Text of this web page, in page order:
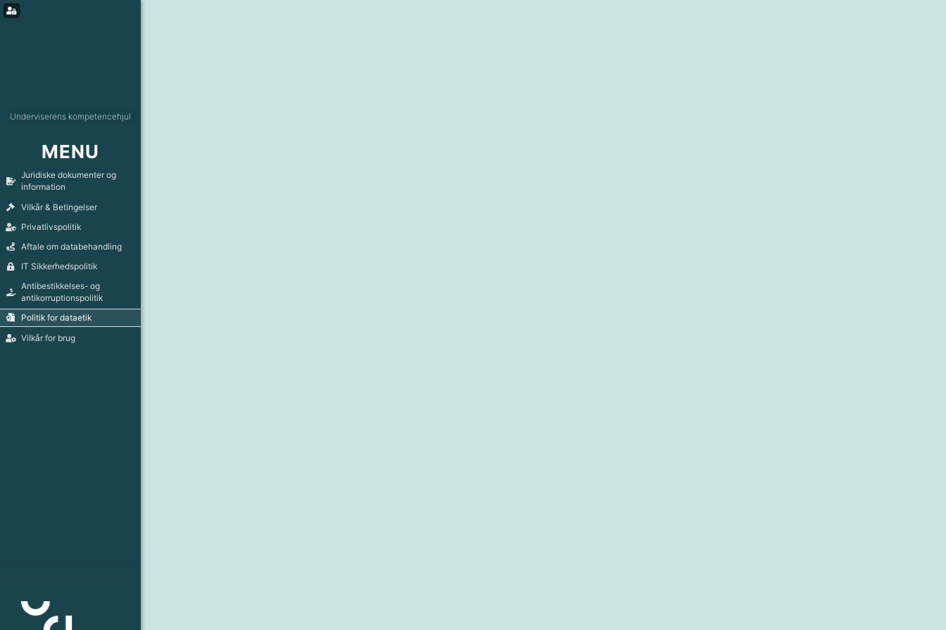
Underviserens kompetencehjul
MENU
Juridiske dokumenter og
information
Vilkår & Betingelser
Privatlivspolitik
Aftale om databehandling
IT Sikkerhedspolitik
Antibestikkelses- og
antikorruptionspolitik
Politik for dataetik
Vilkår for brug